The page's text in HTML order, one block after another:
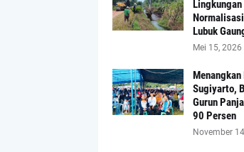
Lubuk
Mei 15, 2026
Sugiyarto,
Gurun
90 Persen
November